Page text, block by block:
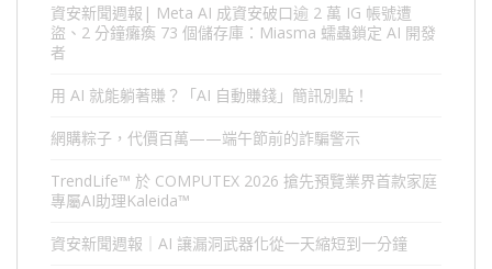
資安新聞週報| Meta AI 成資安破口逾 2 萬 IG 帳號遭
盜、2 分鐘癱瘓 73 個儲存庫：Miasma 蠕蟲鎖定 AI 開發
者
用 AI 就能躺著賺？「AI 自動賺錢」簡訊別點！
網購粽子，代價百萬——端午節前的詐騙警示
TrendLife™ 於 COMPUTEX 2026 搶先預覽業界首款家庭
專屬AI助理Kaleida™
資安新聞週報｜AI 讓漏洞武器化從一天縮短到一分鐘